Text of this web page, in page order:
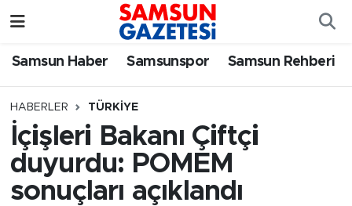
Samsun Haber Samsunspor Samsun Rehberi
HABERLER TÜRKIYE
İçişleri Bakanı Çiftçi
duyurdu: POMEM
sonuçları açıklandı
Samsun Haber
Samsunspor
Samsun Rehberi
Resmi İlanlar
Samsun Nöbetçi Eczaneler
Samsun Hava Durumu
SAMSUN Namaz Vakitleri
Samsun Trafik Yoğunluk Haritası